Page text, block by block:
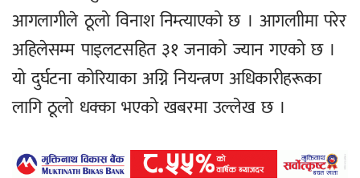
आगलागीले ठूलो विनाश निम्त्याएको छ । आगलाीमा परेर
अहिलेसम्म पाइलटसहित ३१ जनाको ज्यान गएको छ ।
यो दुर्घटना कोरियाका अग्नि नियन्त्रण अधिकारीहरूका
लागि ठूलो धक्का भएको खबरमा उल्लेख छ ।